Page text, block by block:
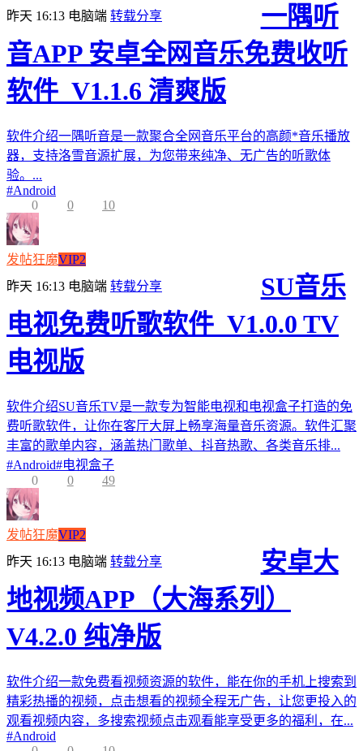
昨天 16:13 电脑端 转载分享
一隅听
音APP 安卓全网音乐免费收听
软件_V1.1.6 清爽版
软件介绍一隅听音是一款聚合全网音乐平台的高颜*音乐播放
器，支持洛雪音源扩展，为您带来纯净、无广告的听歌体
验。...
#Android
0
0 10
发帖狂魔VIP2
昨天 16:13 电脑端 转载分享
SU音乐
电视免费听歌软件_V1.0.0 TV
电视版
软件介绍SU音乐TV是一款专为智能电视和电视盒子打造的免
费听歌软件，让你在客厅大屏上畅享海量音乐资源。软件汇聚
丰富的歌单内容，涵盖热门歌单、抖音热歌、各类音乐排...
#Android#电视盒子
0
0 49
发帖狂魔VIP2
昨天 16:13 电脑端 转载分享
安卓大
地视频APP（大海系列）
V4.2.0 纯净版
软件介绍一款免费看视频资源的软件，能在你的手机上搜索到
精彩热播的视频，点击想看的视频全程无广告，让您更投入的
观看视频内容，多搜索视频点击观看能享受更多的福利，在...
#Android